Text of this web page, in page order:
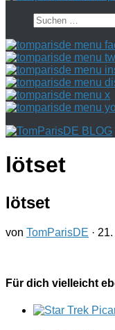
Suchen
nach:
lötset
lötset
von TomParisDE ·
Für dich vielleicht